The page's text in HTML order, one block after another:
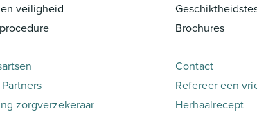
veiligheid
zorgverzekeraar
Brochures
Contact
Refereer een
Herhaalrecept